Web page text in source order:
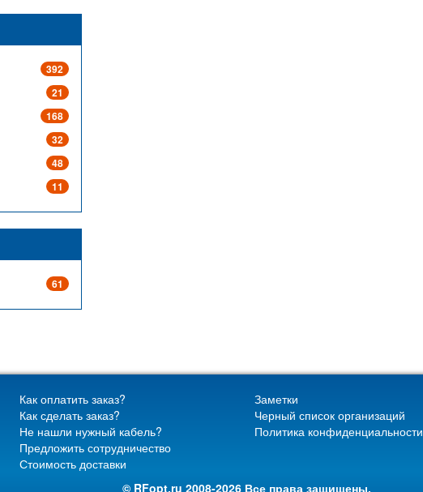
392
21
168
32
48
11
61
Как оплатить заказ?
Как сделать заказ?
Не нашли нужный кабель?
Предложить сотрудничество
Стоимость доставки
Заметки
Черный список организаций
Политика конфиденциальности
© RFopt.ru 2008-2026 Все права защищены.